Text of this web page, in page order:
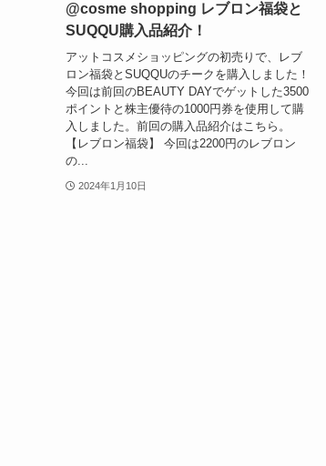
@cosme shopping レブロン福袋と
SUQQU購入品紹介！
アットコスメショッピングの初売りで、レブ
ロン福袋とSUQQUのチークを購入しました！
今回は前回のBEAUTY DAYでゲットした3500
ポイントと株主優待の1000円券を使用して購
入しました。前回の購入品紹介はこちら。
【レブロン福袋】 今回は2200円のレブロン
の...
2024年1月10日